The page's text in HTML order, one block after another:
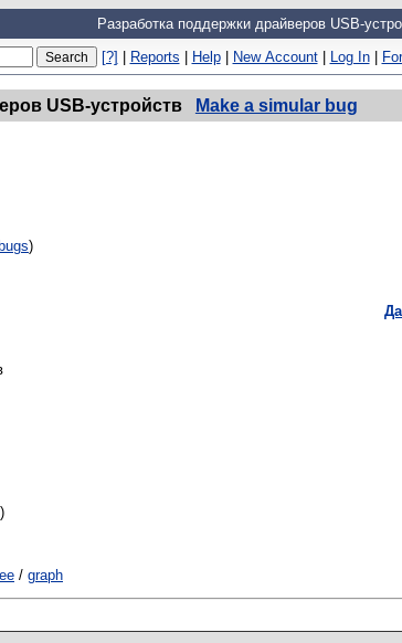
Разработка поддержки драйверов USB-
[?] | Reports | Help | New Account | Log In |
USB-устройств Make a simular bug
)
)
/ graph